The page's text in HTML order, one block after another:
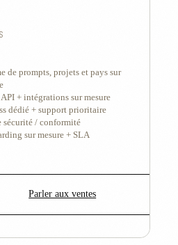
de prompts, projets et pays sur
API + intégrations sur mesure
dédié + support prioritaire
sécurité / conformité
sur mesure + SLA
Parler aux ventes